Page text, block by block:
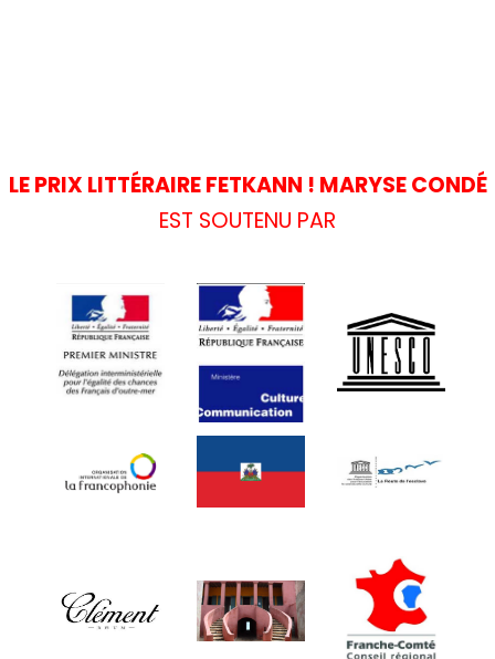
LE PRIX LITTÉRAIRE FETKANN ! MARYSE CONDÉ
EST SOUTENU PAR